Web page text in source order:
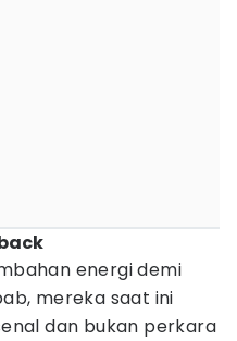
energi demi
mereka saat ini
dan bukan perkara